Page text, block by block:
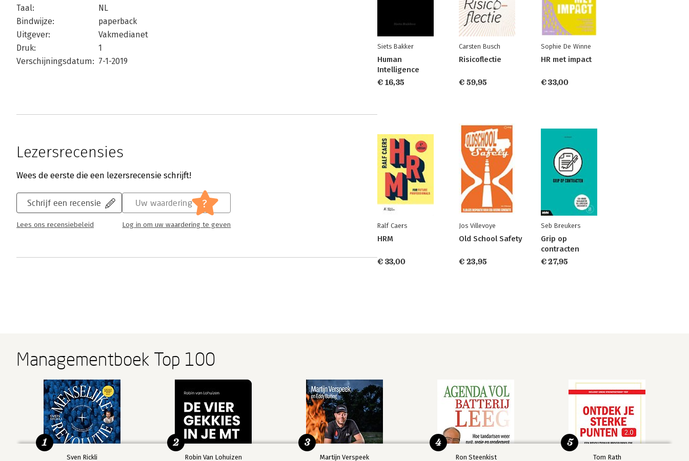
Taal:
NL
Bindwijze:
paperback
Uitgever:
Vakmedianet
Druk:
1
Verschijningsdatum: 7-1-2019
Lezersrecensies
Wees de eerste die een lezersrecensie schrijft!
Schrijf een recensie
Lees ons recensiebeleid
Uw waardering ?
Log in om uw waardering te geven
Siets Bakker
Human
Intelligence
€ 16,35
Carsten Busch
Risicoflectie
€ 59,95
Sophie De Winne
HR met impact
€ 33,00
Ralf Caers
HRM
€ 33,00
Jos Villevoye
Old School Safety
€ 23,95
Seb Breukers
Grip op
contracten
€ 27,95
Managementboek Top 100
Sven Rickli
1
Robin Van Lohuizen
2
Martijn Verspeek
3
Ron Steenkist
4
Tom Rath
5